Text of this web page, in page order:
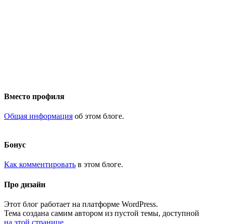
Вместо профиля
Общая информация об этом блоге.
Бонус
Как комментировать в этом блоге.
Про дизайн
Этот блог работает на платформе WordPress.
Тема создана самим автором из пустой темы, доступной
на этой странице